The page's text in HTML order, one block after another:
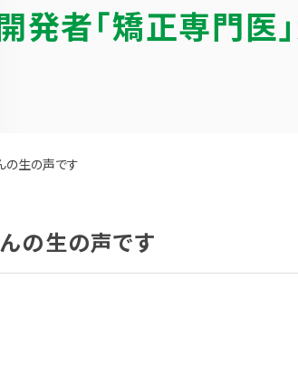
発者「矯正専門医
生の声です
の生の声です